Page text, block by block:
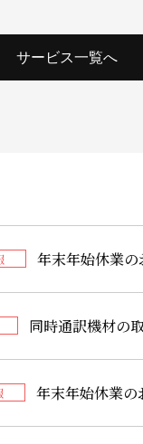
サービス一覧へ
年末年始休業の
同時通訳機材の
年末年始休業の